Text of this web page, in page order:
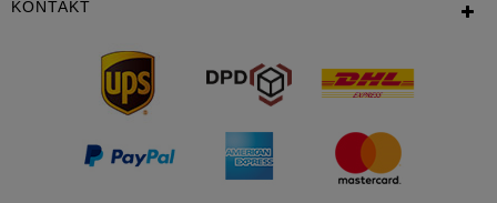
KONTAKT